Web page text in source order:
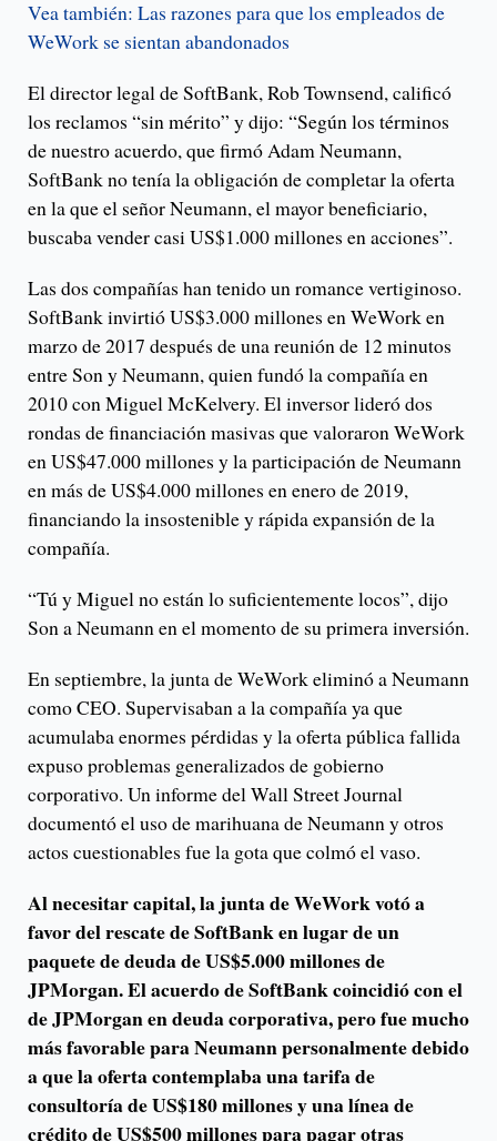
Vea también: Las razones para que los empleados de
WeWork se sientan abandonados
El director legal de SoftBank, Rob Townsend, calificó
los reclamos “sin mérito” y dijo: “Según los términos
de nuestro acuerdo, que firmó Adam Neumann,
SoftBank no tenía la obligación de completar la oferta
en la que el señor Neumann, el mayor beneficiario,
buscaba vender casi US$1.000 millones en acciones”.
Las dos compañías han tenido un romance vertiginoso.
SoftBank invirtió US$3.000 millones en WeWork en
marzo de 2017 después de una reunión de 12 minutos
entre Son y Neumann, quien fundó la compañía en
2010 con Miguel McKelvery. El inversor lideró dos
rondas de financiación masivas que valoraron WeWork
en US$47.000 millones y la participación de Neumann
en más de US$4.000 millones en enero de 2019,
financiando la insostenible y rápida expansión de la
compañía.
“Tú y Miguel no están lo suficientemente locos”, dijo
Son a Neumann en el momento de su primera inversión.
En septiembre, la junta de WeWork eliminó a Neumann
como CEO. Supervisaban a la compañía ya que
acumulaba enormes pérdidas y la oferta pública fallida
expuso problemas generalizados de gobierno
corporativo. Un informe del Wall Street Journal
documentó el uso de marihuana de Neumann y otros
actos cuestionables fue la gota que colmó el vaso.
Al necesitar capital, la junta de WeWork votó a
favor del rescate de SoftBank en lugar de un
paquete de deuda de US$5.000 millones de
JPMorgan. El acuerdo de SoftBank coincidió con el
de JPMorgan en deuda corporativa, pero fue mucho
más favorable para Neumann personalmente debido
a que la oferta contemplaba una tarifa de
consultoría de US$180 millones y una línea de
crédito de US$500 millones para pagar otras